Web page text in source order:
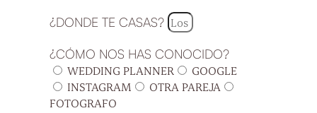
¿DONDE TE CASAS?
¿CÓMO NOS HAS CONOCIDO?
WEDDING PLANNER
GOOGLE
INSTAGRAM
OTRA PAREJA
FOTOGRAFO